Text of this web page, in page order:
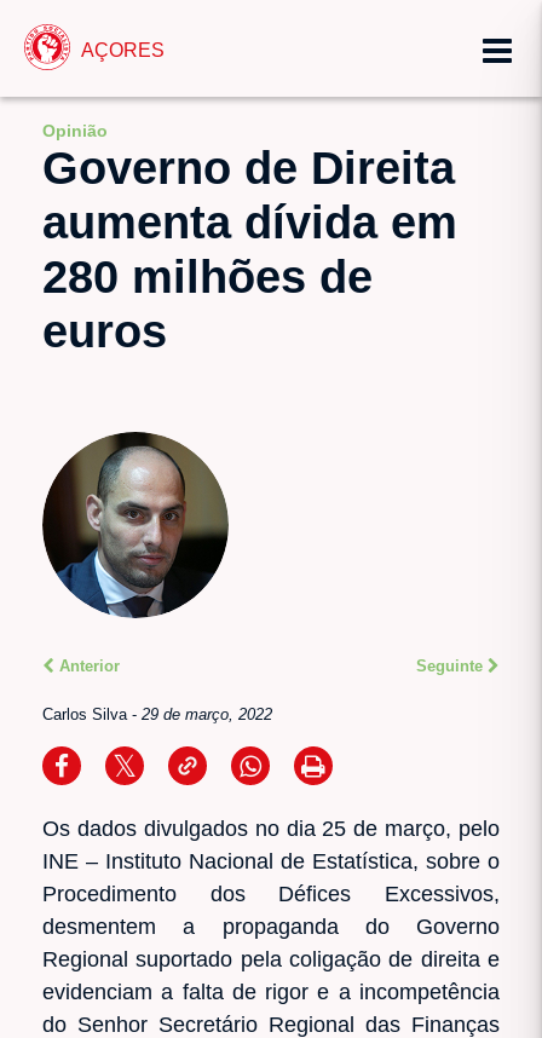
AÇORES
Opinião
Governo de Direita
aumenta dívida em
280 milhões de
euros
Anterior Seguinte
Carlos Silva- 29 de março, 2022
Os dados divulgados no dia 25 de março, pelo
INE – Instituto Nacional de Estatística, sobre o
Procedimento dos Défices Excessivos,
desmentem a propaganda do Governo
Regional suportado pela coligação de direita e
evidenciam a falta de rigor e a incompetência
do Senhor Secretário Regional das Finanças